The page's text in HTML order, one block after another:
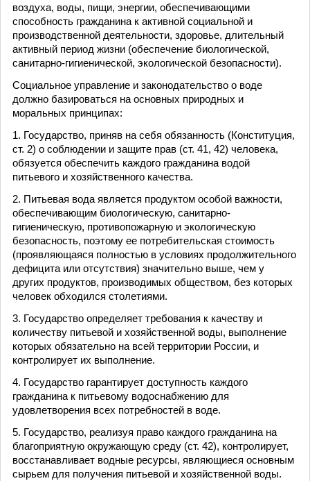
воздуха, воды, пищи, энергии, обеспечивающими
способность гражданина к активной социальной и
производственной деятельности, здоровье, длительный
активный период жизни (обеспечение биологической,
санитарно-гигиенической, экологической безопасности).
Социальное управление и законодательство о воде
должно базироваться на основных природных и
моральных принципах:
1. Государство, приняв на себя обязанность (Конституция,
ст. 2) о соблюдении и защите прав (ст. 41, 42) человека,
обязуется обеспечить каждого гражданина водой
питьевого и хозяйственного качества.
2. Питьевая вода является продуктом особой важности,
обеспечивающим биологическую, санитарно-
гигиеническую, противопожарную и экологическую
безопасность, поэтому ее потребительская стоимость
(проявляющаяся полностью в условиях продолжительного
дефицита или отсутствия) значительно выше, чем у
других продуктов, производимых обществом, без которых
человек обходился столетиями.
3. Государство определяет требования к качеству и
количеству питьевой и хозяйственной воды, выполнение
которых обязательно на всей территории России, и
контролирует их выполнение.
4. Государство гарантирует доступность каждого
гражданина к питьевому водоснабжению для
удовлетворения всех потребностей в воде.
5. Государство, реализуя право каждого гражданина на
благоприятную окружающую среду (ст. 42), контролирует,
восстанавливает водные ресурсы, являющиеся основным
сырьем для получения питьевой и хозяйственной воды.